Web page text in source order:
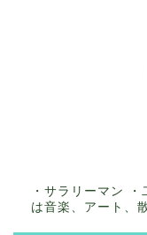
・サラリーマン
は音楽、アート、